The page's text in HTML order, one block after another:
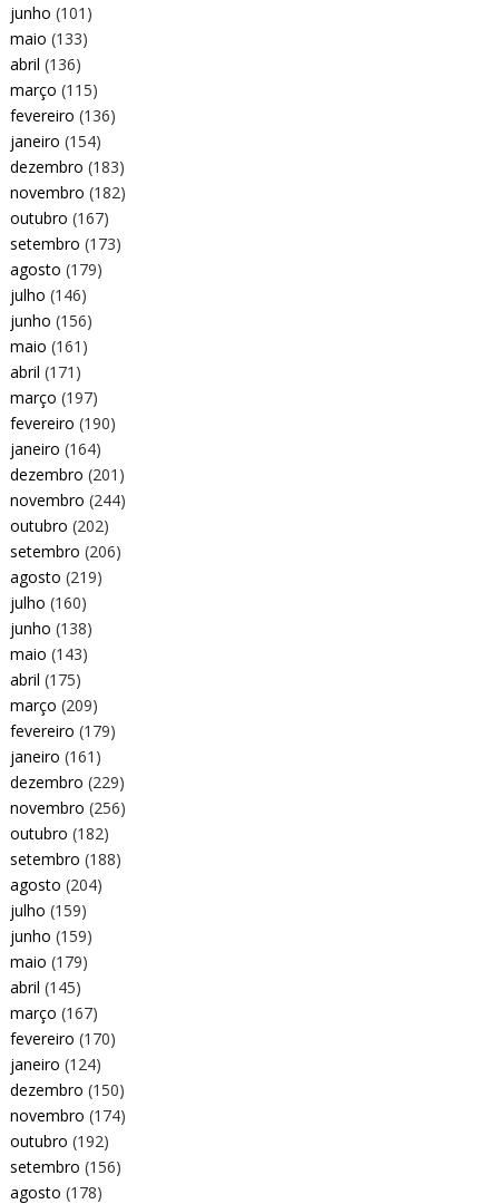
junho (101)
maio (133)
abril (136)
março (115)
fevereiro (136)
janeiro (154)
dezembro (183)
novembro (182)
outubro (167)
setembro (173)
agosto (179)
julho (146)
junho (156)
maio (161)
abril (171)
março (197)
fevereiro (190)
janeiro (164)
dezembro (201)
novembro (244)
outubro (202)
setembro (206)
agosto (219)
julho (160)
junho (138)
maio (143)
abril (175)
março (209)
fevereiro (179)
janeiro (161)
dezembro (229)
novembro (256)
outubro (182)
setembro (188)
agosto (204)
julho (159)
junho (159)
maio (179)
abril (145)
março (167)
fevereiro (170)
janeiro (124)
dezembro (150)
novembro (174)
outubro (192)
setembro (156)
agosto (178)